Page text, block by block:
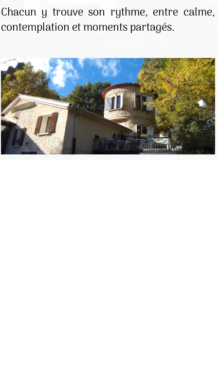
Chacun y trouve son rythme, entre calme,
contemplation et moments partagés.